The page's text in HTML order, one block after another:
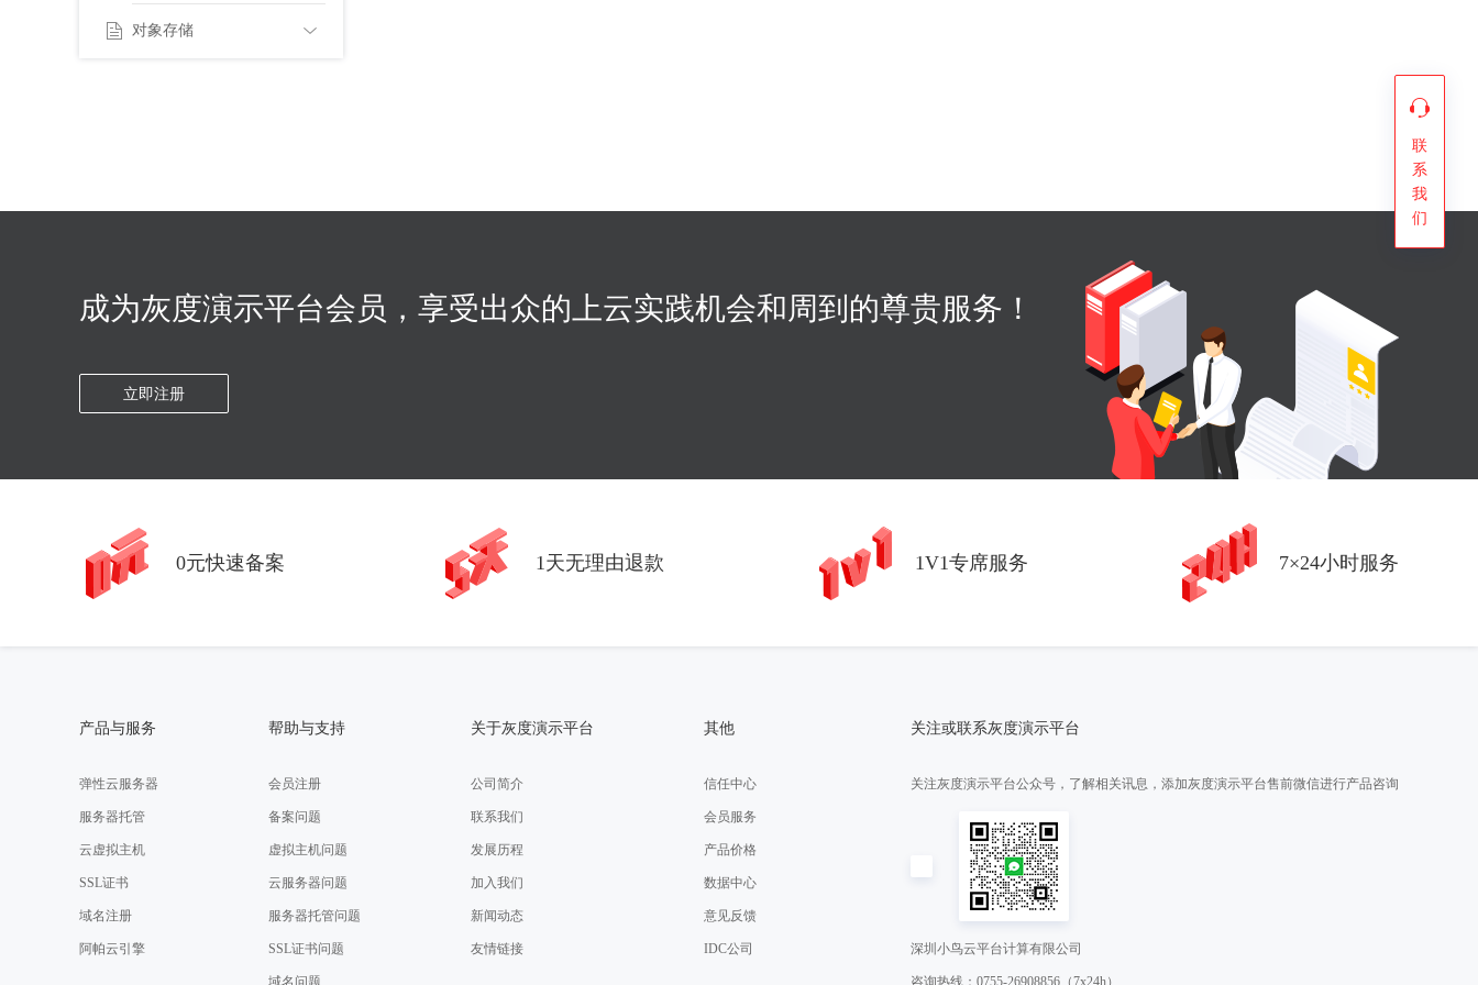
产品价格
常见问题
产品简介
控制台使用指南
对象存储
成为灰度演示平台会员，享受出众的上云实践机会和周到的尊贵服务！
立即注册
0元快速备案 1天无理由退款 1V1专席服务 7×24小时服务
联
系
我
们
产品与服务
弹性云服务器
服务器托管
云虚拟主机
SSL证书
域名注册
阿帕云引擎
帮助与支持
会员注册
备案问题
虚拟主机问题
云服务器问题
服务器托管问题
SSL证书问题
域名问题
关于灰度演示平台
公司简介
联系我们
发展历程
加入我们
新闻动态
友情链接
其他
信任中心
会员服务
产品价格
数据中心
意见反馈
IDC公司
关注或联系灰度演示平台
关注灰度演示平台公众号，了解相关讯息，添加灰度演示平台售前微信进行产品咨询
深圳小鸟云平台计算有限公司
咨询热线：0755-26908856（7x24h）